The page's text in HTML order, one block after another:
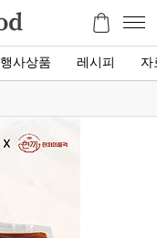
행사상품 레시피 자